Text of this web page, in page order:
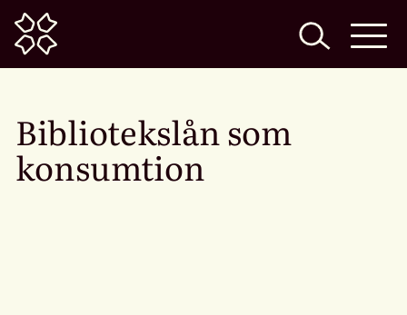
Home
Bibliotekslån som
konsumtion